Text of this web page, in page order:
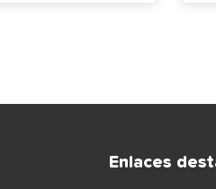
Enlaces